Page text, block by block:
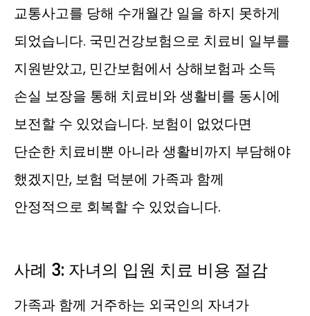
교통사고를 당해 수개월간 일을 하지 못하게
되었습니다. 국민건강보험으로 치료비 일부를
지원받았고, 민간보험에서 상해보험과 소득
손실 보장을 통해 치료비와 생활비를 동시에
보전할 수 있었습니다. 보험이 없었다면
단순한 치료비뿐 아니라 생활비까지 부담해야
했겠지만, 보험 덕분에 가족과 함께
안정적으로 회복할 수 있었습니다.
사례 3: 자녀의 입원 치료 비용 절감
가족과 함께 거주하는 외국인의 자녀가